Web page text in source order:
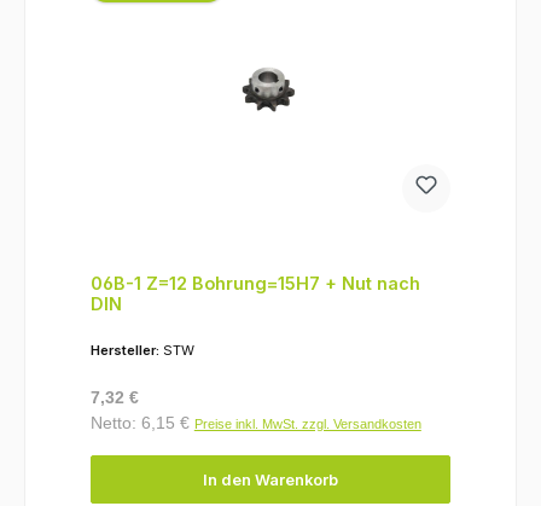
06B-1 Z=12 Bohrung=15H7 + Nut nach
DIN
Hersteller: STW
Regulärer Preis:
7,32 €
Netto: 6,15 € Preise inkl. MwSt. zzgl. Versandkosten
In den Warenkorb